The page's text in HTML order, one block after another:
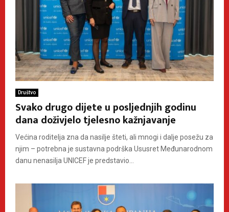
Društvo
Svako drugo dijete u posljednjih godinu
dana doživjelo tjelesno kažnjavanje
Većina roditelja zna da nasilje šteti, ali mnogi i dalje posežu za
njim – potrebna je sustavna podrška Ususret Međunarodnom
danu nenasilja UNICEF je predstavio...